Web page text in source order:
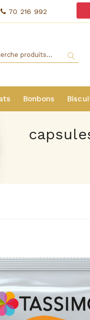
70 216 992
Bonbons